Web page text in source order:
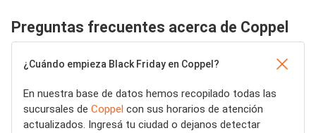
Preguntas frecuentes acerca de Coppel
¿Cuándo empieza Black Friday en Coppel?
En nuestra base de datos hemos recopilado todas las
sucursales de Coppel con sus horarios de atención
actualizados. Ingresá tu ciudad o dejanos detectar